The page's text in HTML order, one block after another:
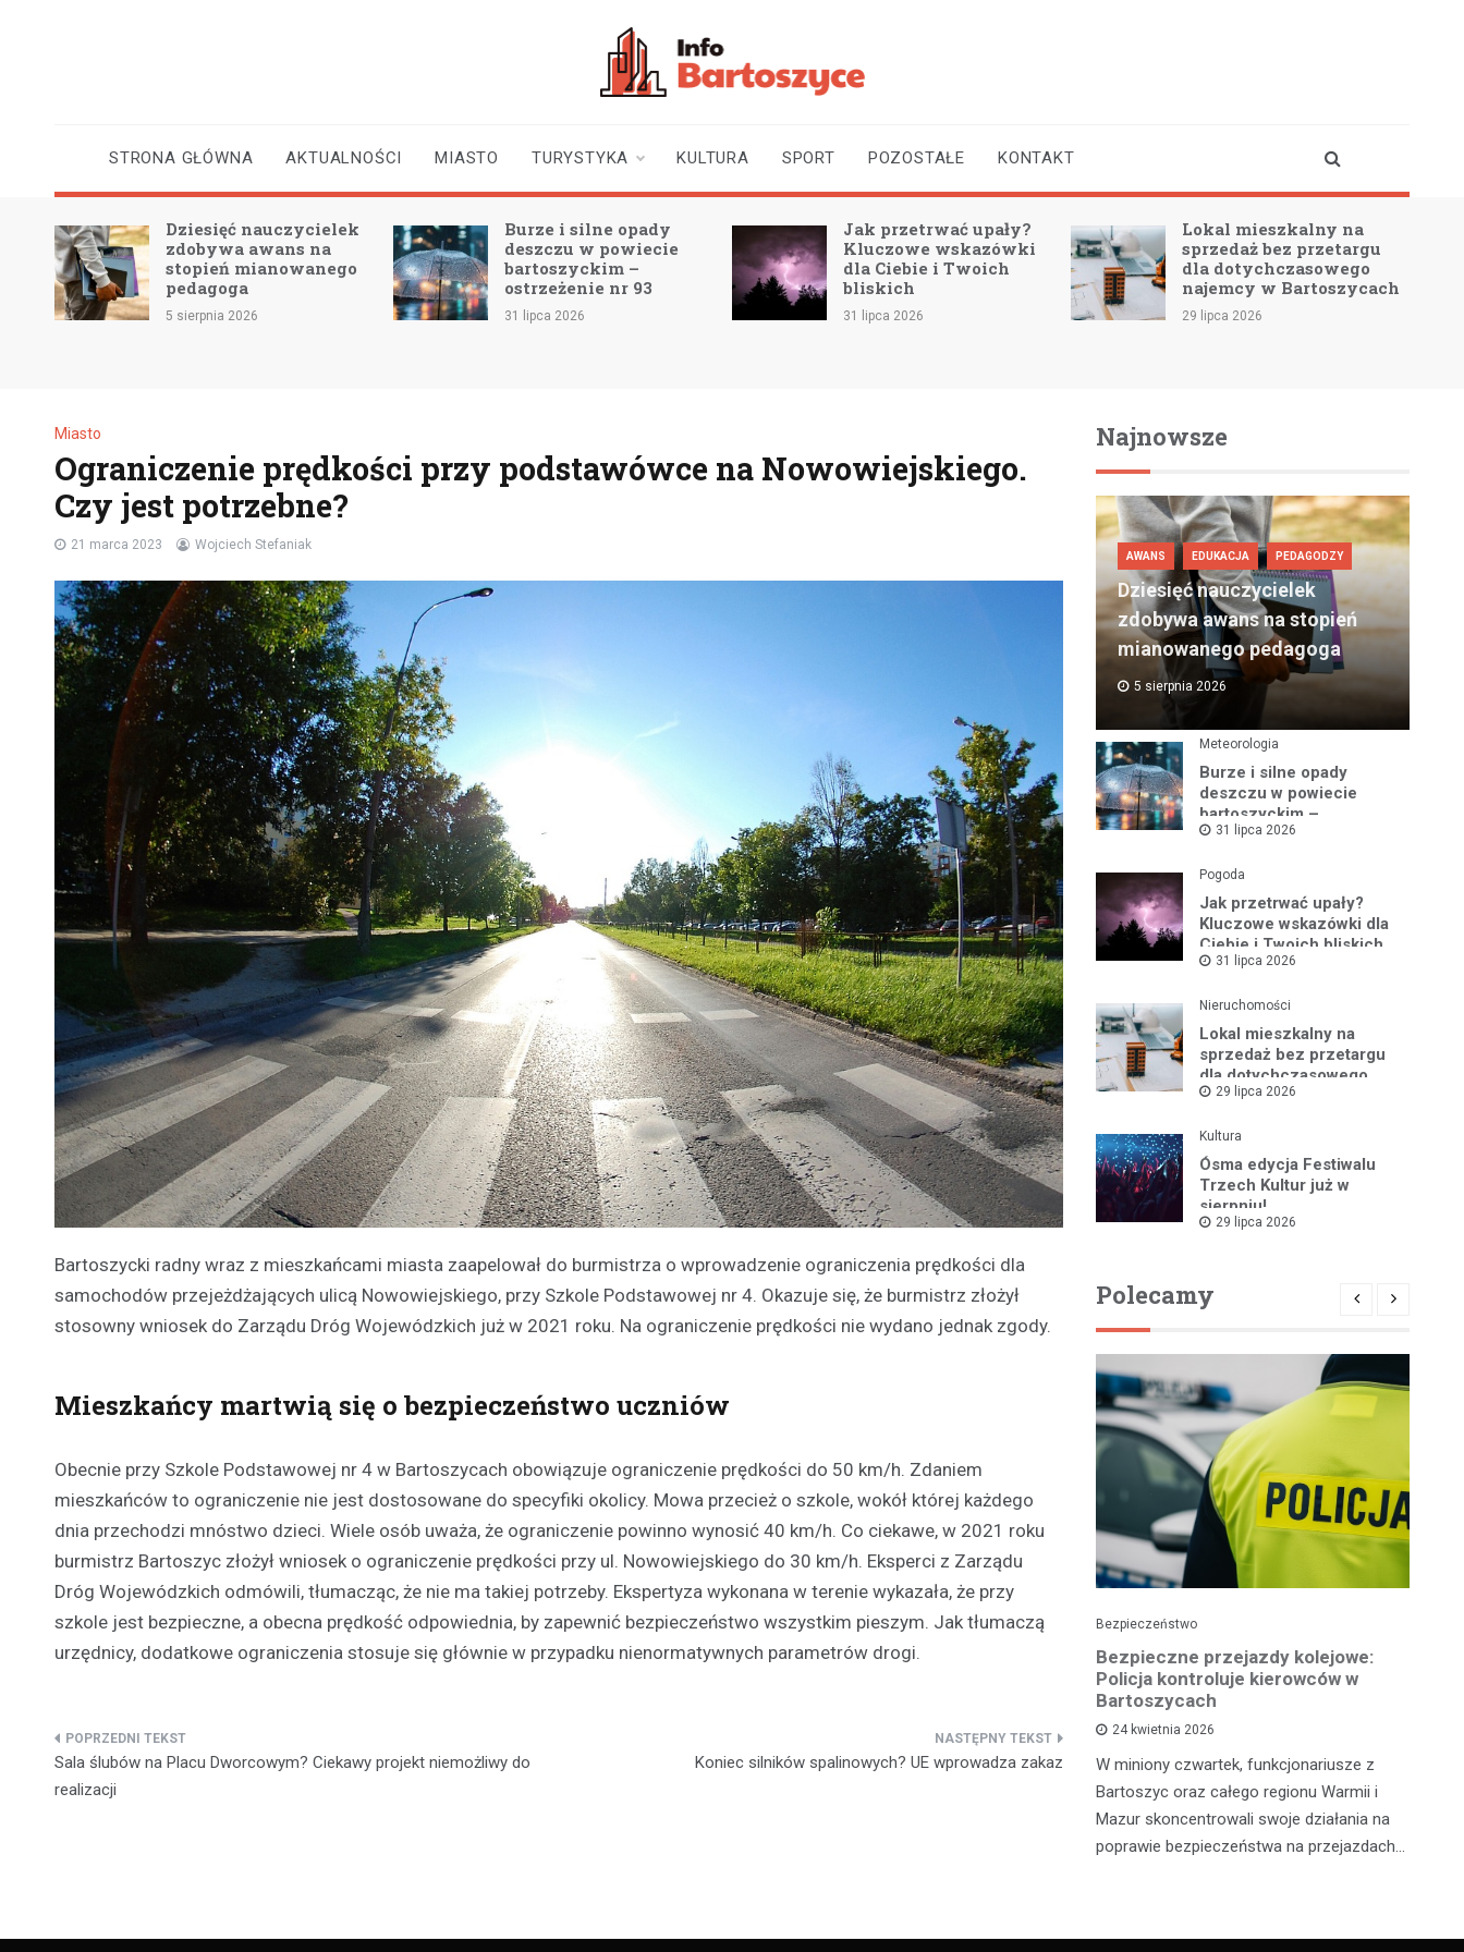
STRONA GŁÓWNA AKTUALNOŚCI MIASTO TURYSTYKA KULTURA SPORT POZOSTAŁE KONTAKT
Dziesięć nauczycielek
zdobywa awans na
stopień mianowanego
pedagoga
5 sierpnia 2026
Burze i silne opady
deszczu w powiecie
bartoszyckim –
ostrzeżenie nr 93
31 lipca 2026
Jak przetrwać upały?
Kluczowe wskazówki
dla Ciebie i Twoich
bliskich
31 lipca 2026
Lokal mieszkalny na
sprzedaż bez przetargu
dla dotychczasowego
najemcy w Bartoszycach
29 lipca 2026
Miasto
Ograniczenie prędkości przy podstawówce na Nowowiejskiego.
Czy jest potrzebne?
21 marca 2023 Wojciech Stefaniak
Bartoszycki radny wraz z mieszkańcami miasta zaapelował do burmistrza o wprowadzenie ograniczenia prędkości dla
samochodów przejeżdżających ulicą Nowowiejskiego, przy Szkole Podstawowej nr 4. Okazuje się, że burmistrz złożył
stosowny wniosek do Zarządu Dróg Wojewódzkich już w 2021 roku. Na ograniczenie prędkości nie wydano jednak zgody.
Mieszkańcy martwią się o bezpieczeństwo uczniów
Obecnie przy Szkole Podstawowej nr 4 w Bartoszycach obowiązuje ograniczenie prędkości do 50 km/h. Zdaniem
mieszkańców to ograniczenie nie jest dostosowane do specyfiki okolicy. Mowa przecież o szkole, wokół której każdego
dnia przechodzi mnóstwo dzieci. Wiele osób uważa, że ograniczenie powinno wynosić 40 km/h. Co ciekawe, w 2021 roku
burmistrz Bartoszyc złożył wniosek o ograniczenie prędkości przy ul. Nowowiejskiego do 30 km/h. Eksperci z Zarządu
Dróg Wojewódzkich odmówili, tłumacząc, że nie ma takiej potrzeby. Ekspertyza wykonana w terenie wykazała, że przy
szkole jest bezpieczne, a obecna prędkość odpowiednia, by zapewnić bezpieczeństwo wszystkim pieszym. Jak tłumaczą
urzędnicy, dodatkowe ograniczenia stosuje się głównie w przypadku nienormatywnych parametrów drogi.
Nawigacja
wpisu
Sala ślubów na Placu Dworcowym? Ciekawy projekt niemożliwy do
realizacji
Koniec silników spalinowych? UE wprowadza zakaz
Najnowsze
AWANS EDUKACJA PEDAGODZY
Dziesięć nauczycielek
zdobywa awans na stopień
mianowanego pedagoga
5 sierpnia 2026
Meteorologia
Burze i silne opady
deszczu w powiecie
bartoszyckim –
ostrzeżenie nr 93
31 lipca 2026
Pogoda
Jak przetrwać upały?
Kluczowe wskazówki dla
Ciebie i Twoich bliskich
31 lipca 2026
Nieruchomości
Lokal mieszkalny na
sprzedaż bez przetargu
dla dotychczasowego
najemcy w Bartoszycach
29 lipca 2026
Kultura
Ósma edycja Festiwalu
Trzech Kultur już w
sierpniu!
29 lipca 2026
Polecamy
Policja
Siedmioro poszukiwanych
W miniony weekend funkcjonariusze policji
przeprowadzili serię zatrzymań osób
Bezpieczeństwo
Bezpieczne przejazdy kolejowe:
Policja kontroluje kierowców w
Bartoszycach
24 kwietnia 2026
W miniony czwartek, funkcjonariusze z
Bartoszyc oraz całego regionu Warmii i
Mazur skoncentrowali swoje działania na
poprawie bezpieczeństwa na przejazdach…